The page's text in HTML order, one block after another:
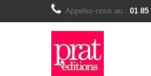
Appelez-nous au : 01 85